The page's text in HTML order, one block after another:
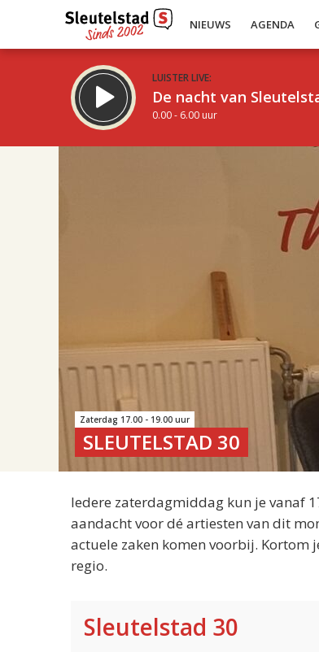
NIEUWS AGENDA
LUISTER LIVE:
De nacht van
0.00 - 6.00 uur
Zaterdag 17.00 - 19.00 uur
SLEUTELSTAD 30
Iedere zaterdagmiddag kun je vanaf
aandacht voor dé artiesten van dit
actuele zaken komen voorbij. Kortom
regio.
Sleutelstad 30